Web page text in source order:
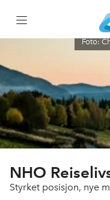
Foto:
NHO
Styrket posisjon, nye
NHO Reiseliv i
Årsberetning og
Vårt viktigste